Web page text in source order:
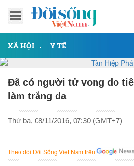
XÃ HỘI Y TẾ
Đã có người tử vong do
làm trắng da
Thứ ba, 08/11/2016, 07:30 (GMT+7)
Theo dõi Đời Sống Việt Nam trên